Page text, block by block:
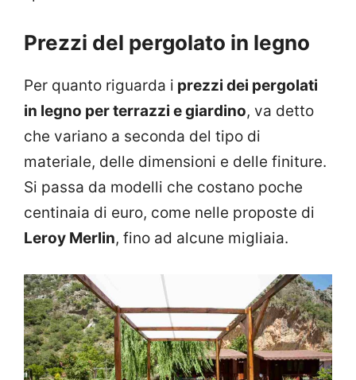
Prezzi del pergolato in legno
Per quanto riguarda i prezzi dei pergolati
in legno per terrazzi e giardino, va detto
che variano a seconda del tipo di
materiale, delle dimensioni e delle finiture.
Si passa da modelli che costano poche
centinaia di euro, come nelle proposte di
Leroy Merlin, fino ad alcune migliaia.